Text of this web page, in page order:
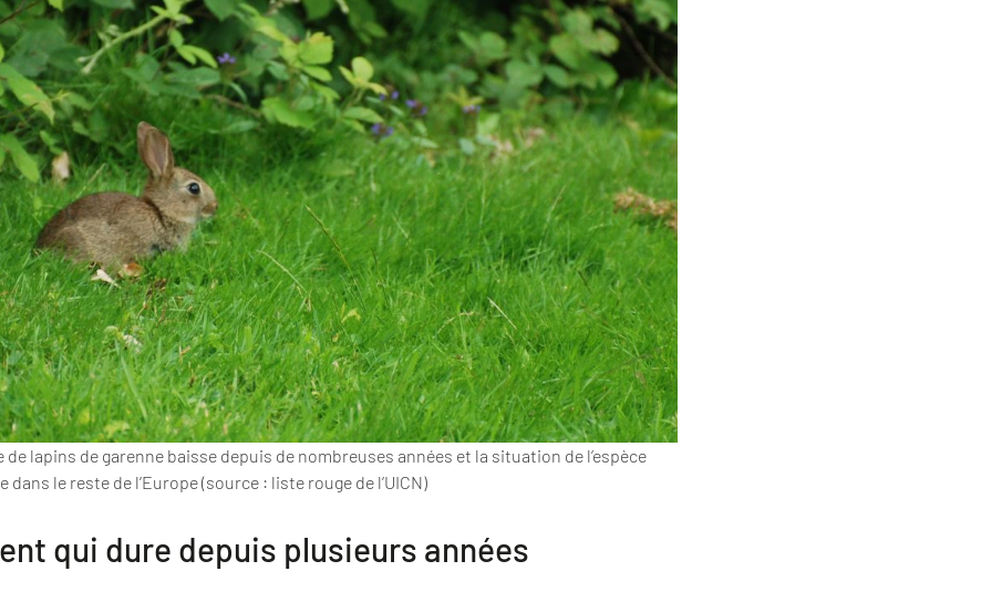
de lapins de garenne baisse depuis de nombreuses années et la situation de l’espèce
dans le reste de l’Europe (source : liste rouge de l’UICN)
qui dure depuis plusieurs années